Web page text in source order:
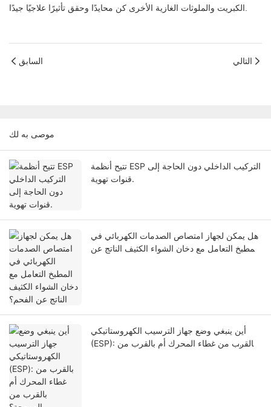
الكبريت والملوثات الغازية الأخرى كن محايدًا وحقق تأثيرًا علاجيًا جيدًا.
السابق التالي
موصى به لك
تتيح أنظمة ESP التركيب الداخلي دون الحاجة إلى
قنوات تهوية.
هل يمكن لجهاز امتصاص الصدمات الكهربائي في
المطبخ التعامل مع دخان الشواء الكثيف الناتج عن
أين ينبغي وضع جهاز الترسيب الكهروستاتيكي
(ESP): بالقرب من غطاء المحرك أم بالقرب من